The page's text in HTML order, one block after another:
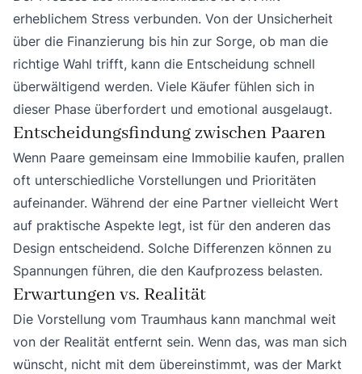
erheblichem Stress verbunden. Von der Unsicherheit
über die Finanzierung bis hin zur Sorge, ob man die
richtige Wahl trifft, kann die Entscheidung schnell
überwältigend werden. Viele Käufer fühlen sich in
dieser Phase überfordert und emotional ausgelaugt.
Entscheidungsfindung zwischen Paaren
Wenn Paare gemeinsam eine Immobilie kaufen, prallen
oft unterschiedliche Vorstellungen und Prioritäten
aufeinander. Während der eine Partner vielleicht Wert
auf praktische Aspekte legt, ist für den anderen das
Design entscheidend. Solche Differenzen können zu
Spannungen führen, die den Kaufprozess belasten.
Erwartungen vs. Realität
Die Vorstellung vom Traumhaus kann manchmal weit
von der Realität entfernt sein. Wenn das, was man sich
wünscht, nicht mit dem übereinstimmt, was der Markt